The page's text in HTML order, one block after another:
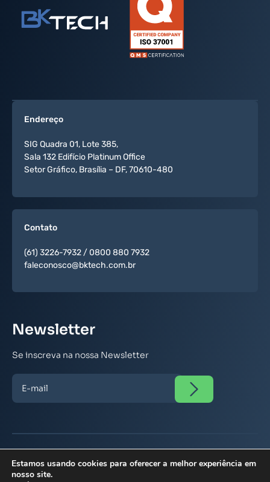
Endereço
SIG Quadra 01, Lote 385,
Sala 132 Edifício Platinum Office
Setor Gráfico, Brasília – DF, 70610-480
Contato
(61) 3226-7932 /0800 880 7932
faleconosco@bktech.com.br
Newsletter
Se inscreva na nossa Newsletter
RAZÃO SOCIAL: BK TECNOLOGIA DA INFORMAÇÃO LTDA. | CNPJ:
Estamos usando cookies para oferecer a melhor experiência em
nosso site.